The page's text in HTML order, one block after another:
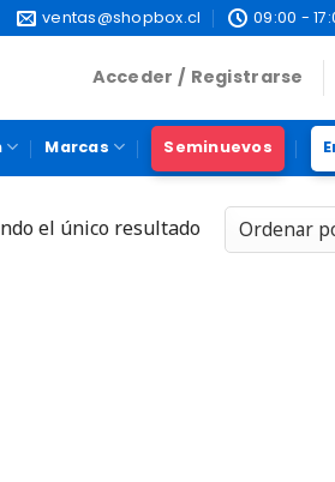
ventas@shopbox.cl 09:00 -
Acceder / Registrarse
Marcas Seminuevos
el único resultado